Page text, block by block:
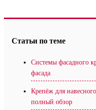
Статьи по теме
Системы фасадного
фасада
Крепёж для
полный обзор